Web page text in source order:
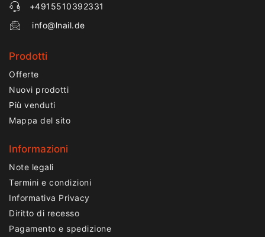
+4915510392331
info@lnail.de
Prodotti
Offerte
Nuovi prodotti
Più venduti
Mappa del sito
Informazioni
Note legali
Termini e condizioni
Informativa Privacy
Diritto di recesso
Pagamento e spedizione